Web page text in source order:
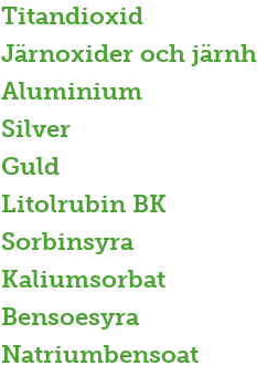
Titandioxid
Järnoxider och
Aluminium
Silver
Guld
Litolrubin BK
Sorbinsyra
Kaliumsorbat
Bensoesyra
Natriumbensoat